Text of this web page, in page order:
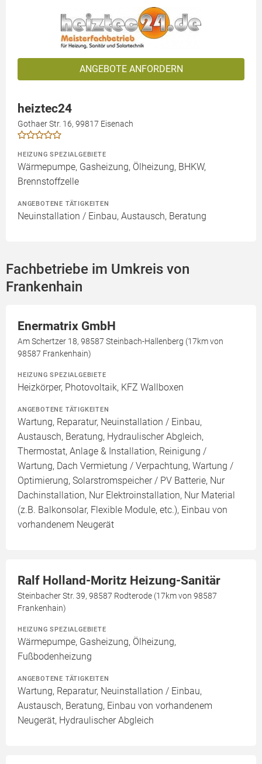
ANGEBOTE ANFORDERN
heiztec24
Gothaer Str. 16, 99817 Eisenach
HEIZUNG SPEZIALGEBIETE
Wärmepumpe, Gasheizung, Ölheizung, BHKW,
Brennstoffzelle
ANGEBOTENE TÄTIGKEITEN
Neuinstallation / Einbau, Austausch, Beratung
Fachbetriebe im Umkreis von
Frankenhain
Enermatrix GmbH
Am Schertzer 18, 98587 Steinbach-Hallenberg (17km von
98587 Frankenhain)
HEIZUNG SPEZIALGEBIETE
Heizkörper, Photovoltaik, KFZ Wallboxen
ANGEBOTENE TÄTIGKEITEN
Wartung, Reparatur, Neuinstallation / Einbau,
Austausch, Beratung, Hydraulischer Abgleich,
Thermostat, Anlage & Installation, Reinigung /
Wartung, Dach Vermietung / Verpachtung, Wartung /
Optimierung, Solarstromspeicher / PV Batterie, Nur
Dachinstallation, Nur Elektroinstallation, Nur Material
(z.B. Balkonsolar, Flexible Module, etc.), Einbau von
vorhandenem Neugerät
Ralf Holland-Moritz Heizung-Sanitär
Steinbacher Str. 39, 98587 Rodterode (17km von 98587
Frankenhain)
HEIZUNG SPEZIALGEBIETE
Wärmepumpe, Gasheizung, Ölheizung,
Fußbodenheizung
ANGEBOTENE TÄTIGKEITEN
Wartung, Reparatur, Neuinstallation / Einbau,
Austausch, Beratung, Einbau von vorhandenem
Neugerät, Hydraulischer Abgleich